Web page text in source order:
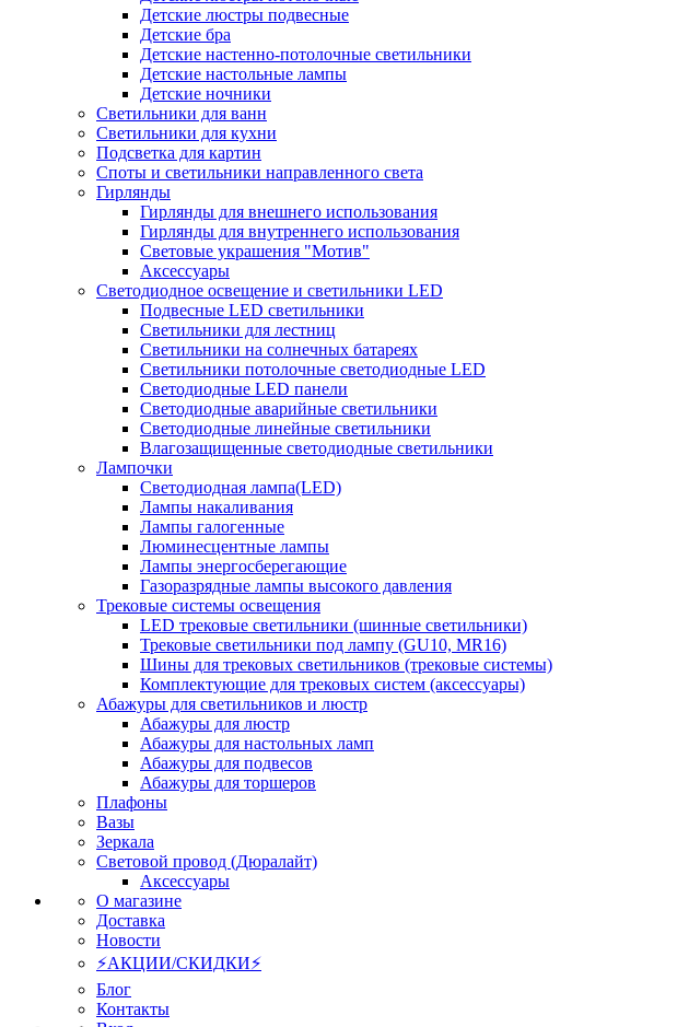
Детские люстры подвесные
Детские бра
Детские настенно-потолочные светильники
Детские настольные лампы
Детские ночники
Светильники для ванн
Светильники для кухни
Подсветка для картин
Споты и светильники направленного света
Гирлянды
Гирлянды для внешнего использования
Гирлянды для внутреннего использования
Световые украшения "Мотив"
Аксессуары
Светодиодное освещение и светильники LED
Подвесные LED светильники
Светильники для лестниц
Светильники на солнечных батареях
Светильники потолочные светодиодные LED
Светодиодные LED панели
Светодиодные аварийные светильники
Светодиодные линейные светильники
Влагозащищенные светодиодные светильники
Лампочки
Светодиодная лампа(LED)
Лампы накаливания
Лампы галогенные
Люминесцентные лампы
Лампы энергосберегающие
Газоразрядные лампы высокого давления
Трековые системы освещения
LED трековые светильники (шинные светильники)
Трековые светильники под лампу (GU10, MR16)
Шины для трековых светильников (трековые системы)
Комплектующие для трековых систем (аксессуары)
Абажуры для светильников и люстр
Абажуры для люстр
Абажуры для настольных ламп
Абажуры для подвесов
Абажуры для торшеров
Плафоны
Вазы
Зеркала
Световой провод (Дюралайт)
Аксессуары
О магазине
Доставка
Новости
⚡АКЦИИ/СКИДКИ⚡
Блог
Контакты